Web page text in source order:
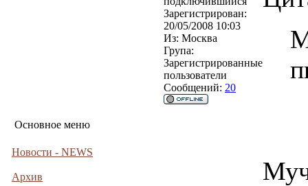
Основное меню
Новости - NEWS
Архив
Зарегистрирован:
20/05/2008 10:03
Из: Москва
Група:
Зарегистрированные
пользователи
Сообщений: 20